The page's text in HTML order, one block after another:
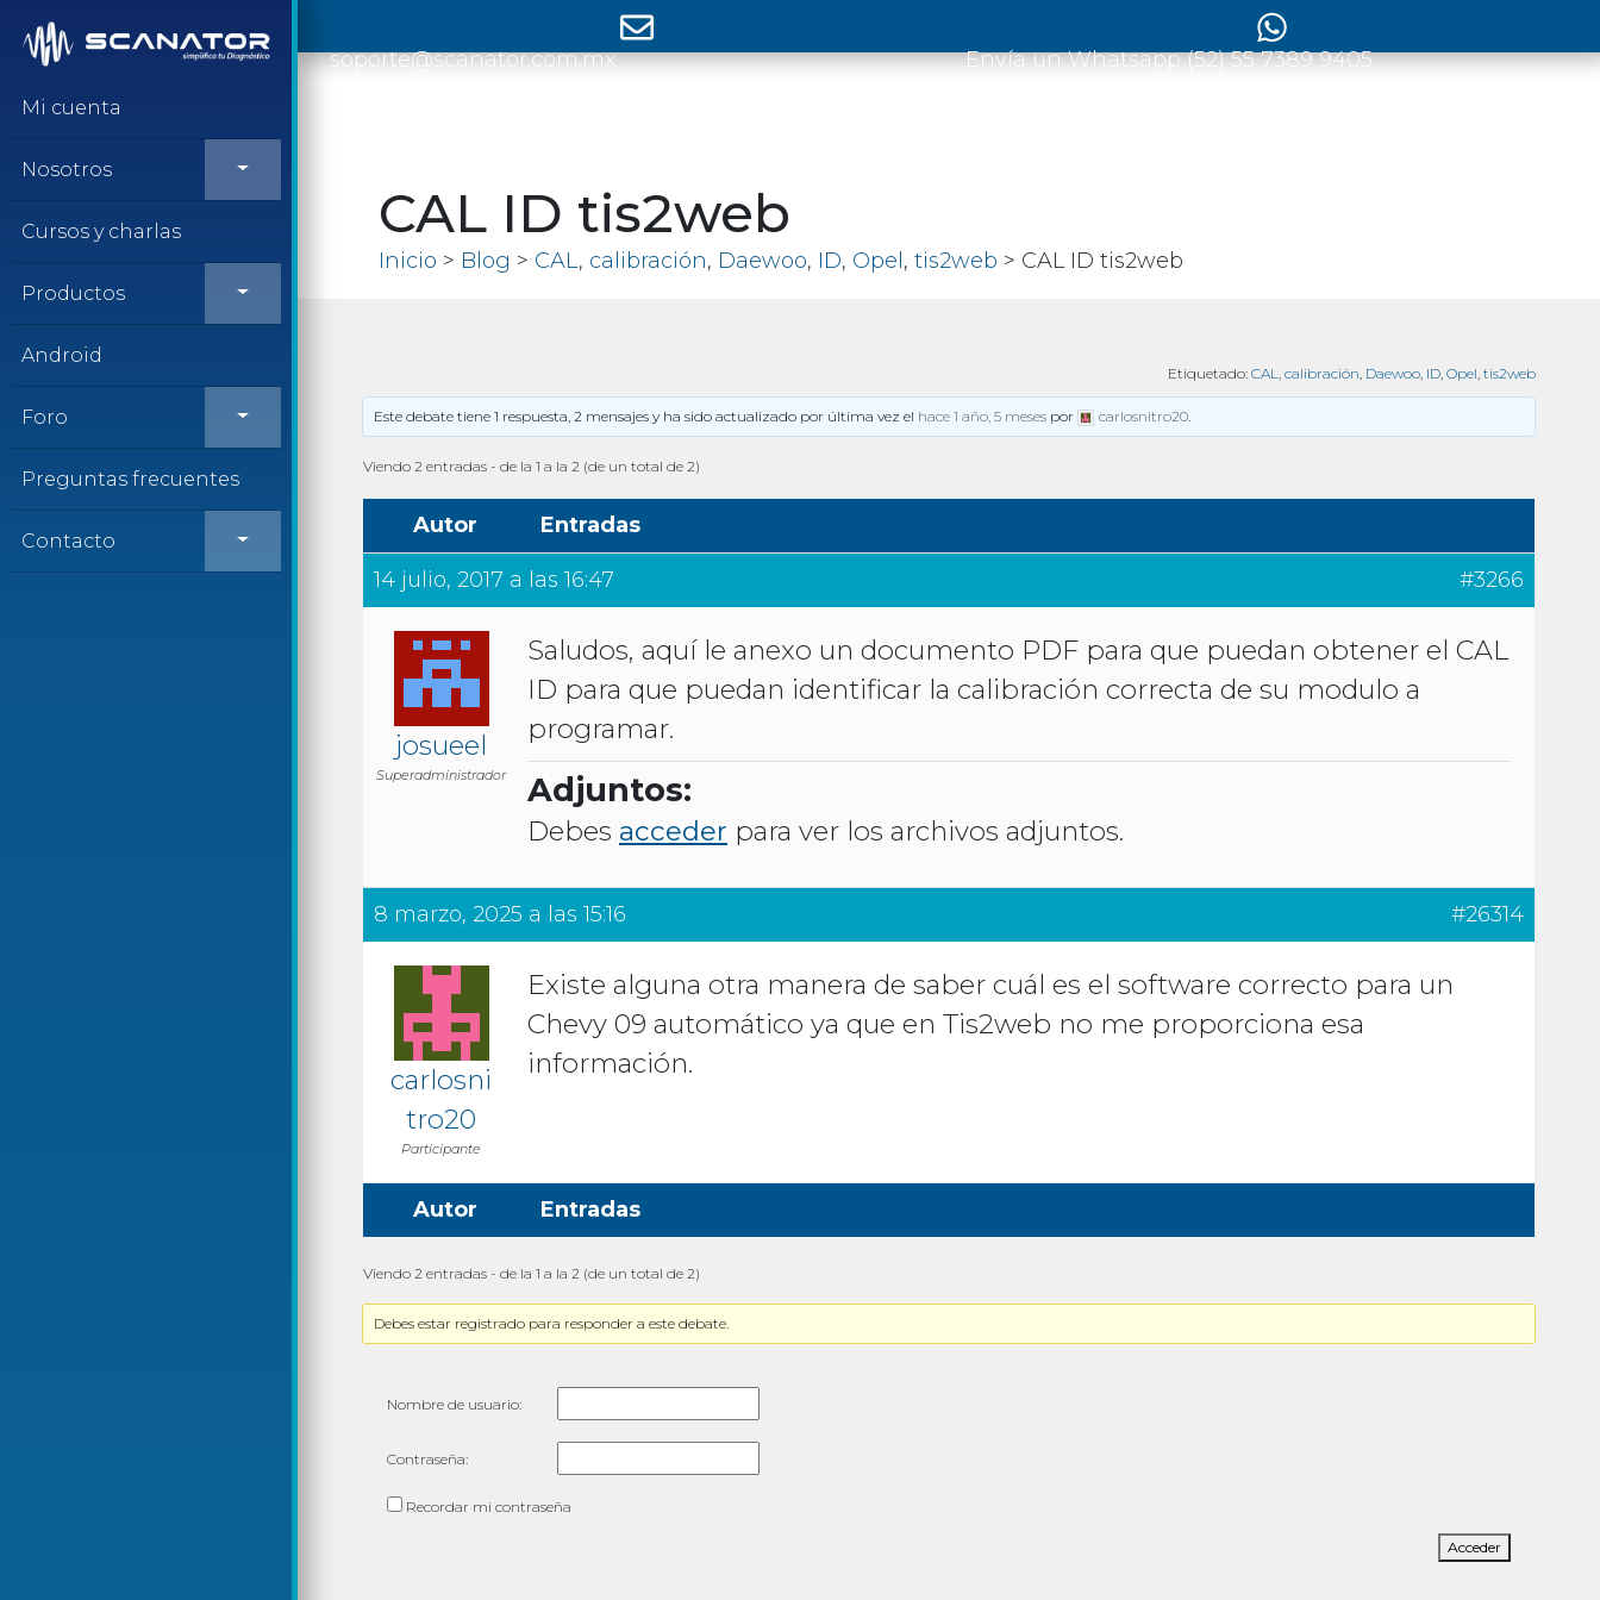
soporte@scanator.com.mx Envía un Whatsapp (52) 55 7389 9405
Saltar al contenido
Mi cuenta
Nosotros
Cursos y charlas
Productos
Android
Foro
Preguntas frecuentes
Contacto
CAL ID tis2web
Inicio > Blog > CAL, calibración, Daewoo, ID, Opel , tis2web > CAL ID tis2web
Etiquetado: CAL, calibración, Daewoo, ID, Opel, tis2web
Este debate tiene 1 respuesta, 2 mensajes y ha sido actualizado por última vez el hace 1 año, 5 meses por carlosnitro20.
Viendo 2 entradas - de la 1 a la 2 (de un total de 2)
Autor Entradas
14 julio, 2017 a las 16:47 #3266
josueel
Superadministrador
Saludos, aquí le anexo un documento PDF para que puedan obtener el CAL
ID para que puedan identificar la calibración correcta de su modulo a
programar.
Adjuntos:
Debes acceder para ver los archivos adjuntos.
8 marzo, 2025 a las 15:16 #26314
carlosni
tro20
Participante
Existe alguna otra manera de saber cuál es el software correcto para un
Chevy 09 automático ya que en Tis2web no me proporciona esa
información.
Autor Entradas
Viendo 2 entradas - de la 1 a la 2 (de un total de 2)
Debes estar registrado para responder a este debate.
Nombre de usuario:
Contraseña:
Recordar mi contraseña
Acceder